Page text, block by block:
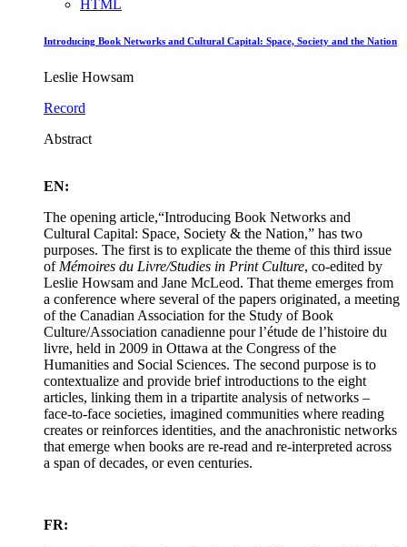
HTML
Introducing Book Networks and Cultural Capital: Space, Society and the Nation
Leslie Howsam
Record
Abstract
EN:
The opening article,“Introducing Book Networks and
Cultural Capital: Space, Society & the Nation,” has two
purposes. The first is to explicate the theme of this third issue
of Mémoires du Livre/Studies in Print Culture, co-edited by
Leslie Howsam and Jane McLeod. That theme emerges from
a conference where several of the papers originated, a meeting
of the Canadian Association for the Study of Book
Culture/Association canadienne pour l’étude de l’histoire du
livre, held in 2009 in Ottawa at the Congress of the
Humanities and Social Sciences. The second purpose is to
contextualize and provide brief introductions to the eight
articles, linking them in a tripartite analysis of networks –
face-to-face societies, imagined communities where reading
creates or reinforces identities, and the anachronistic networks
that emerge when books are re-read and re-interpreted across
a span of decades, or even centuries.
FR: